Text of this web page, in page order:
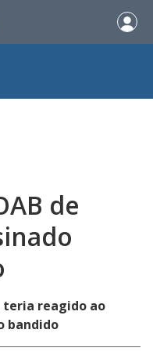
de
teria reagido ao
bandido